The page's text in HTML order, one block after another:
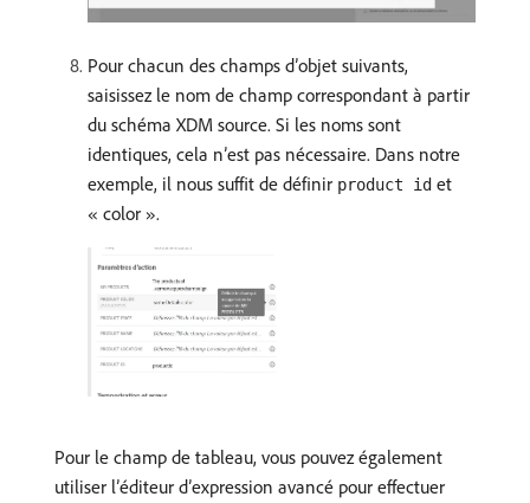
Pour chacun des champs d’objet suivants,
saisissez le nom de champ correspondant à partir
du schéma XDM source. Si les noms sont
identiques, cela n’est pas nécessaire. Dans notre
exemple, il nous suffit de définir product id et
« color ».
Pour le champ de tableau, vous pouvez également
utiliser l’éditeur d’expression avancé pour effectuer